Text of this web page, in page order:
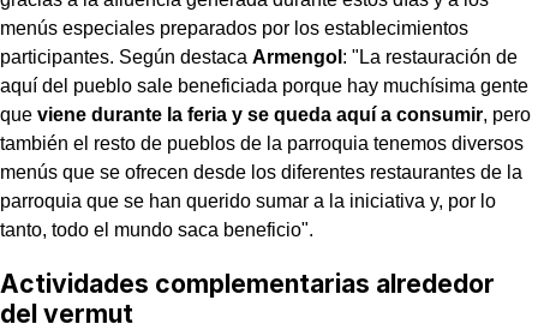
menús especiales preparados por los establecimientos
participantes. Según destaca Armengol : "La restauración de
aquí del pueblo sale beneficiada porque hay muchísima gente
que viene durante la feria y se queda aquí a consumir, pero
también el resto de pueblos de la parroquia tenemos diversos
menús que se ofrecen desde los diferentes restaurantes de la
parroquia que se han querido sumar a la iniciativa y, por lo
tanto, todo el mundo saca beneficio".
Actividades complementarias alrededor
del vermut